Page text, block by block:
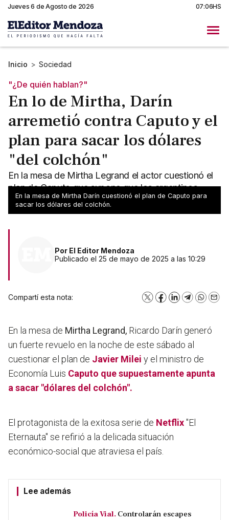
Jueves 6 de Agosto de 2026 07:06HS
Inicio > Sociedad
"¿De quién hablan?"
En lo de Mirtha, Darín
arremetió contra Caputo y el
plan para sacar los dólares
"del colchón"
En la mesa de Mirtha Legrand el actor cuestionó el
plan de Caputo que supone que los argentinos
guardan dólares en el colchón.
En la mesa de Mirtha Darín cuestionó el plan de Caputo para
sacar los dólares del colchón.
Por El Editor Mendoza
Publicado el 25 de mayo de 2025 a las 10:29
Compartí esta nota: X Facebook
LinkedInTelegram
En la mesa de Mirtha Legrand, Ricardo Darín generó
un fuerte revuelo en la noche de este sábado al
cuestionar el plan de Javier Milei y el ministro de
Economía Luis Caputo que supuestamente apunta
a sacar "dólares del colchón".
El protagonista de la exitosa serie de Netflix"El
Eternauta" se refirió a la delicada situación
económico-social que atraviesa el país.
Lee además
Policía Vial. Controlarán escapes